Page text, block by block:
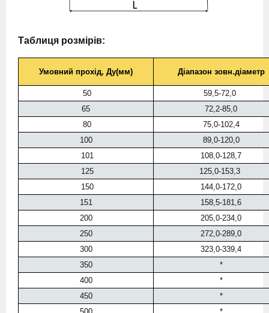
Таблиця розмірів:
Умовний прохід, Ду(мм) Діапазон зовн.діаметр
50
59,5-72,0
65
72,2-85,0
80
75,0-102,4
100
89,0-120,0
101
108,0-128,7
125
125,0-153,3
150
144,0-172,0
151
158,5-181,6
200
205,0-234,0
250
272,0-289,0
300
323,0-339,4
350
*
400
*
450
*